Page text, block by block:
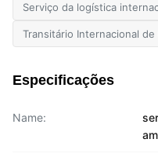
Serviço da logística
Transitário Internacional de
Especificações
Name: